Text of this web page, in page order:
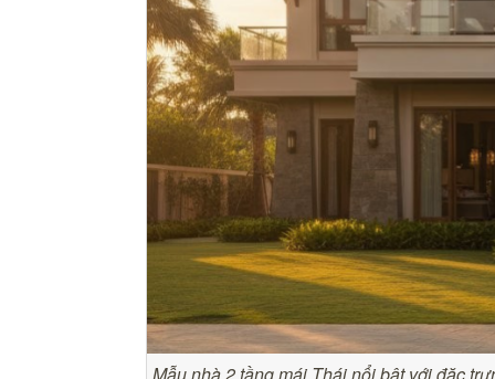
Mẫu nhà 2 tầng mái Thái nổi bật với đặc